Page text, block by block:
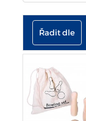
Řadit dle